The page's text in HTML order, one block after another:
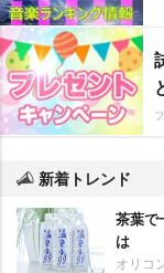
新着トレンド
茶葉で
は
オリコ